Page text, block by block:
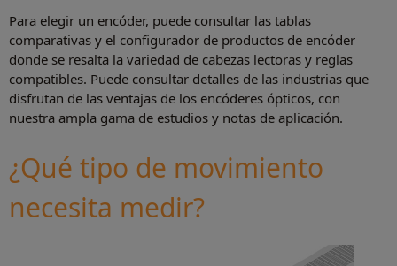
Para elegir un encóder, puede consultar las tablas
comparativas y el configurador de productos de encóder
donde se resalta la variedad de cabezas lectoras y reglas
compatibles. Puede consultar detalles de las industrias que
disfrutan de las ventajas de los encóderes ópticos, con
nuestra ampla gama de estudios y notas de aplicación.
¿Qué tipo de movimiento
necesita medir?